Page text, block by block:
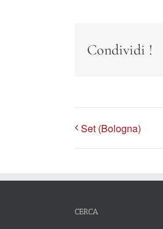
Condividi !
Set (Bologna)
CERCA